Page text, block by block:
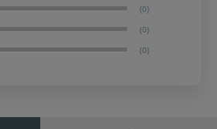
(0)
(0)
(0)